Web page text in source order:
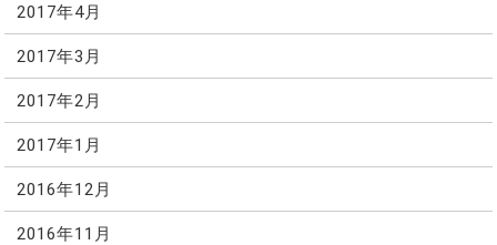
2017年4月
2017年3月
2017年2月
2017年1月
2016年12月
2016年11月